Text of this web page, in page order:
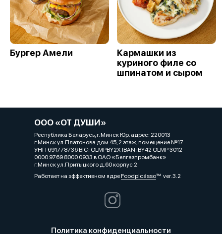
Бургер Амели
Кармашки из
куриного филе со
шпинатом и сыром
ООО «ОТ ДУШИ»
Республика Беларусь, г. Минск Юр. адрес: 220013
г.Минск ул.Платонова дом 45, 2 этаж, помещение №17
УНП 691778736 BIC: OLMPBY2X IBAN: BY42 OLMP 3012
0000 9769 8000 0933 в ОАО «Белгазпромбанк»
г.Минск ул.Притыцкого д.60 корпус 2
Работает на эффективном ядреFoodpicássover. 3.2
Политика конфиденциальности